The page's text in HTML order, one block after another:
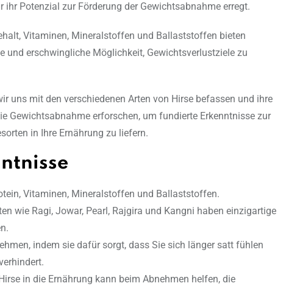
ihr Potenzial zur Förderung der Gewichtsabnahme erregt.
Vitaminen, Mineralstoffen und Ballaststoffen bieten
und erschwingliche Möglichkeit, Gewichtsverlustziele zu
uns mit den verschiedenen Arten von Hirse befassen und ihre
Gewichtsabnahme erforschen, um fundierte Erkenntnisse zur
in Ihre Ernährung zu liefern.
Vitaminen, Mineralstoffen und Ballaststoffen.
wie Ragi, Jowar, Pearl, Rajgira und Kangni haben einzigartige
indem sie dafür sorgt, dass Sie sich länger satt fühlen
in die Ernährung kann beim Abnehmen helfen, die